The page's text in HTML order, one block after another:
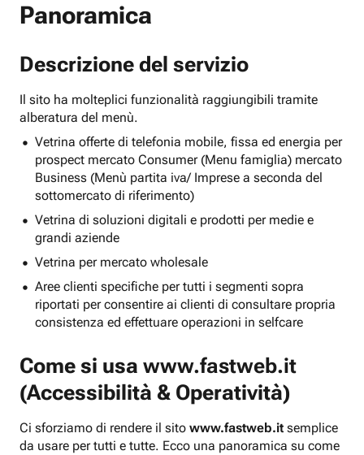
Panoramica
Descrizione del servizio
Il sito ha molteplici funzionalità raggiungibili tramite
alberatura del menù.
Vetrina offerte di telefonia mobile, fissa ed energia per
prospect mercato Consumer (Menu famiglia) mercato
Business (Menù partita iva/ Imprese a seconda del
sottomercato di riferimento)
Vetrina di soluzioni digitali e prodotti per medie e
grandi aziende
Vetrina per mercato wholesale
Aree clienti specifiche per tutti i segmenti sopra
riportati per consentire ai clienti di consultare propria
consistenza ed effettuare operazioni in selfcare
Come si usa www.fastweb.it
(Accessibilità & Operatività)
Ci sforziamo di rendere il sito www.fastweb.it semplice
da usare per tutti e tutte. Ecco una panoramica su come